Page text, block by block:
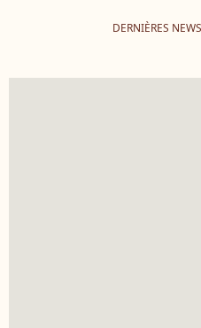
DERNIÈRES